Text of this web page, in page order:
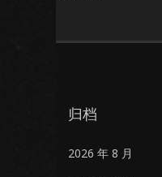
归档
2026 年 8 月